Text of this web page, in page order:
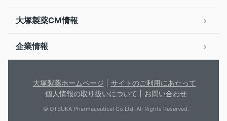
大塚製薬CM情報
企業情報
大塚製薬ホームページ
サイトのご利用にあたって
個人情報の取り扱いについて
お問い合わせ
© OTSUKA Pharmaceutical Co.Ltd. All Rights Reserved.